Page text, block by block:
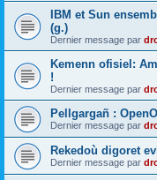
IBM et Sun
(g.)
Dernier message par
Kemenn ofisiel:
!
Dernier message par
Pellgargañ :
Dernier message par
Rekedoù digoret
Dernier message par